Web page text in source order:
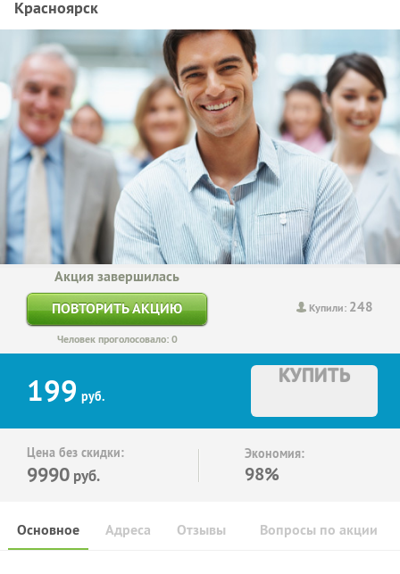
Красноярск
Купили: 248
Акция завершилась
ПОВТОРИТЬ АКЦИЮ
Человек проголосовало: 0
199 руб.
КУПИТЬ
Цена без скидки:
9990 руб.
Экономия:
98%
Основное Отзывы Вопросы по акции
Адреса